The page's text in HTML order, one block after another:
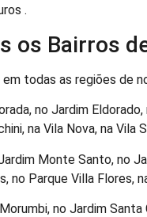
.
os Bairros
todas as regiões de
no Jardim
na Vila Nova, na Vila
Monte Santo, no
no Parque Villa Flores,
no Jardim